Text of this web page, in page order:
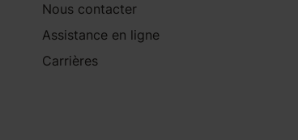
Nous contacter
Assistance en ligne
Carrières